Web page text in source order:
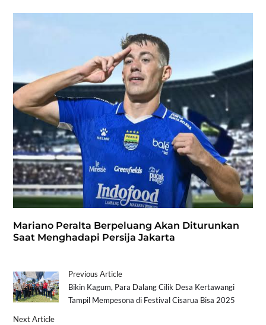
Mariano Peralta Berpeluang Akan Diturunkan
Saat Menghadapi Persija Jakarta
Previous Article
Bikin Kagum, Para Dalang Cilik Desa Kertawangi
Tampil Mempesona di Festival Cisarua Bisa 2025
Next Article